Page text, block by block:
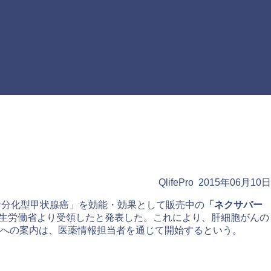
QlifePro 2015年06月10日
化型甲状腺癌」を効能・効果として販売中の 「ネクサバー
労働省より受領したと発表した。これにより、肝細胞がんの
案内は、医薬情報担当者を通じて開始するという。